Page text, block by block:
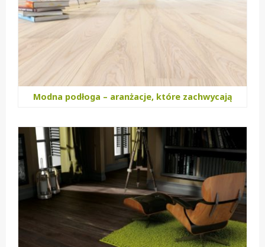
Modna podłoga – aranżacje, które zachwycają